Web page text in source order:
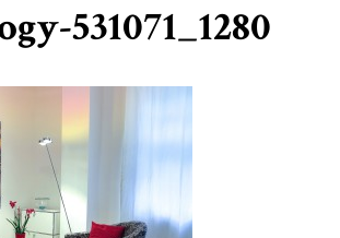
531071_1280